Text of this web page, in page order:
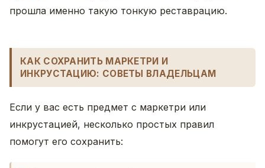
прошла именно такую тонкую реставрацию.
КАК СОХРАНИТЬ МАРКЕТРИ И
ИНКРУСТАЦИЮ: СОВЕТЫ ВЛАДЕЛЬЦАМ
Если у вас есть предмет с маркетри или
инкрустацией, несколько простых правил
помогут его сохранить: